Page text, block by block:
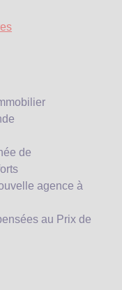
de
agence à
au Prix de